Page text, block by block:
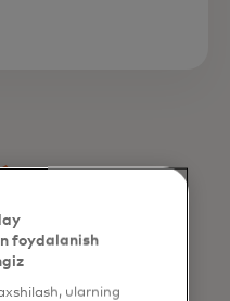
foydalanish
ularning